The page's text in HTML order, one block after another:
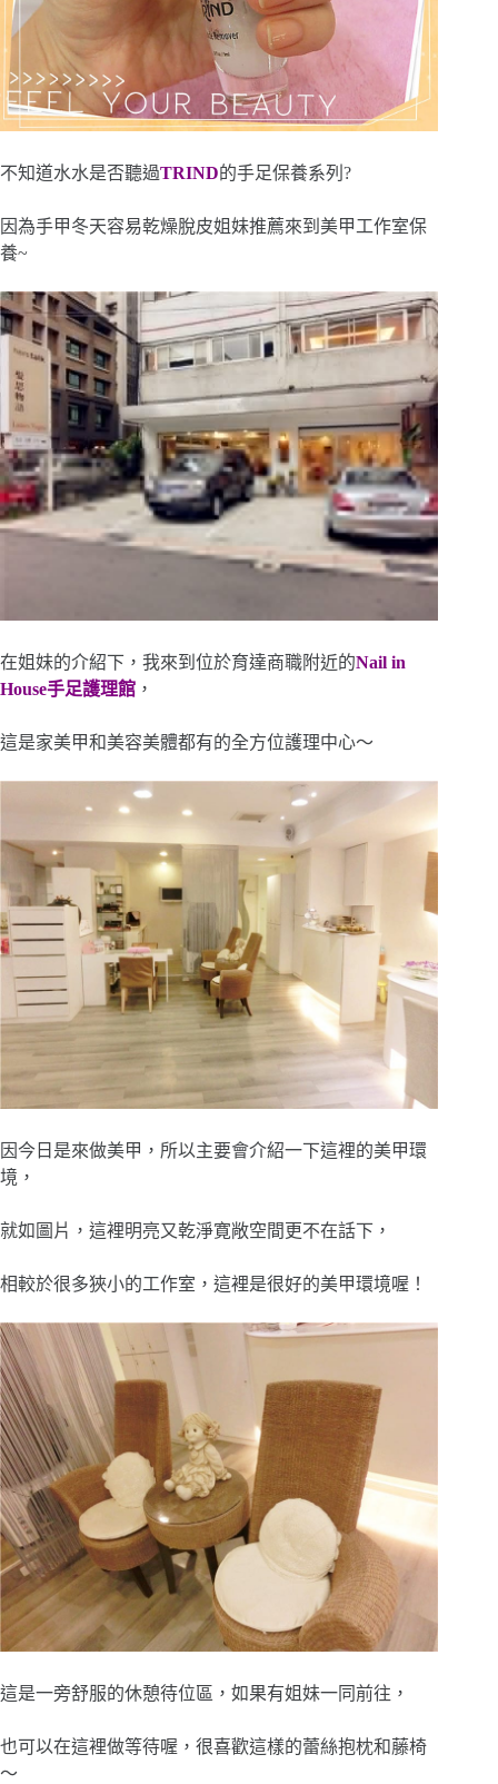
不知道水水是否聽過TRIND的手足保養系列?
因為手甲冬天容易乾燥脫皮姐妹推薦來到美甲工作室保
養~
在姐妹的介紹下，我來到位於育達商職附近的Nail in
House手足護理館 ，
這是家美甲和美容美體都有的全方位護理中心～
因今日是來做美甲，所以主要會介紹一下這裡的美甲環
境，
就如圖片，這裡明亮又乾淨寛敞空間更不在話下，
相較於很多狹小的工作室，這裡是很好的美甲環境喔！
這是一旁舒服的休憩待位區，如果有姐妹一同前往，
也可以在這裡做等待喔，很喜歡這樣的蕾絲抱枕和藤椅
～